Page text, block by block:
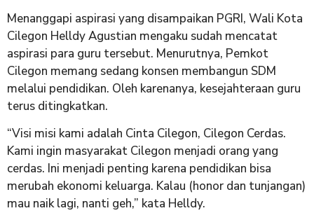
Menanggapi aspirasi yang disampaikan PGRI, Wali Kota
Cilegon Helldy Agustian mengaku sudah mencatat
aspirasi para guru tersebut. Menurutnya, Pemkot
Cilegon memang sedang konsen membangun SDM
melalui pendidikan. Oleh karenanya, kesejahteraan guru
terus ditingkatkan.
“Visi misi kami adalah Cinta Cilegon, Cilegon Cerdas.
Kami ingin masyarakat Cilegon menjadi orang yang
cerdas. Ini menjadi penting karena pendidikan bisa
merubah ekonomi keluarga. Kalau (honor dan tunjangan)
mau naik lagi, nanti geh,” kata Helldy.